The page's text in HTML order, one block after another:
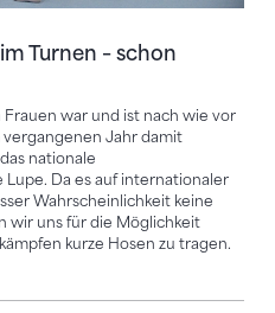
Turnen – schon
war und ist nach wie vor
vergangenen Jahr damit
nationale
Da es auf internationaler
Wahrscheinlichkeit keine
wir uns für die Möglichkeit
kurze Hosen zu tragen.